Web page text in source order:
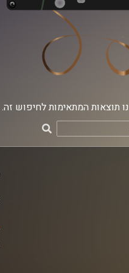
תוצאות המתאימות לחיפוש זה.